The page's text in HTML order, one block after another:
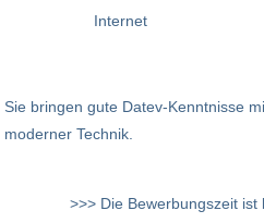
Internet
Sie bringen gute Datev-Kenntnisse
moderner Technik.
>>> Die Bewerbungszeit